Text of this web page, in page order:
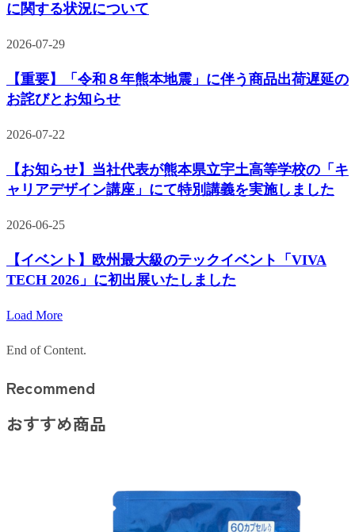
に関する状況について
2026-07-29
【重要】「令和８年熊本地震」に伴う商品出荷遅延の
お詫びとお知らせ
2026-07-22
【お知らせ】当社代表が熊本県立宇土高等学校の「キ
ャリアデザイン講座」にて特別講義を実施しました
2026-06-25
【イベント】欧州最大級のテックイベント「VIVA
TECH 2026」に初出展いたしました
Load More
End of Content.
Recommend​
おすすめ商品